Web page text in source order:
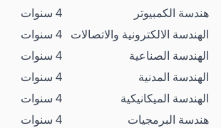
هندسة الكمبيوتر
4 سنوات
الهندسة الالكترونية والاتصالات 4 سنوات
الهندسة الصناعية
4 سنوات
الهندسة المدنية
4 سنوات
الهندسة الميكانيكية
4 سنوات
هندسة البرمجيات
4 سنوات